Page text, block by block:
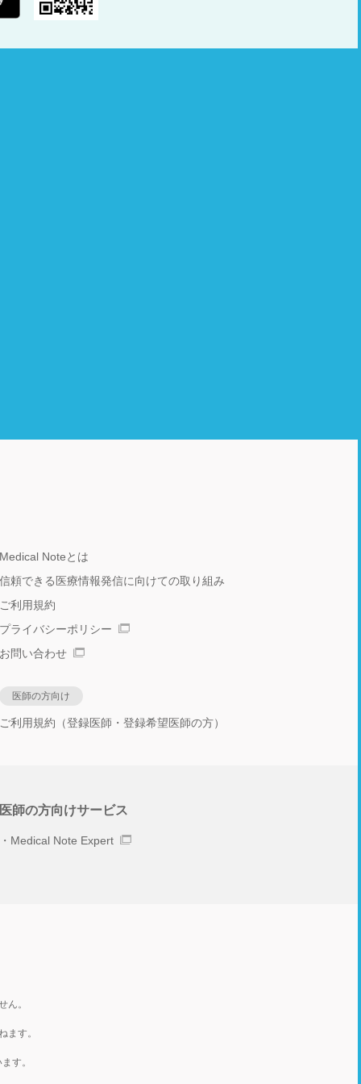
Medical Noteとは
信頼できる医療情報発信に向けての取り組み
ご利用規約
プライバシーポリシー
お問い合わせ
医師の方向け
ご利用規約（登録医師・登録希望医師の方）
医師の方向けサービス
Medical Note Expert
ん。
ます。
す。